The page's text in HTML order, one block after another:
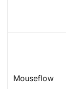
Mouseflow